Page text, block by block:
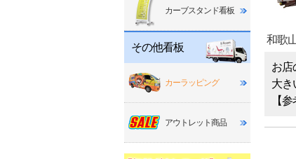
和歌
お店
大き
【
カーブスタンド看板
その他看板
カーラッピング
アウトレット商品